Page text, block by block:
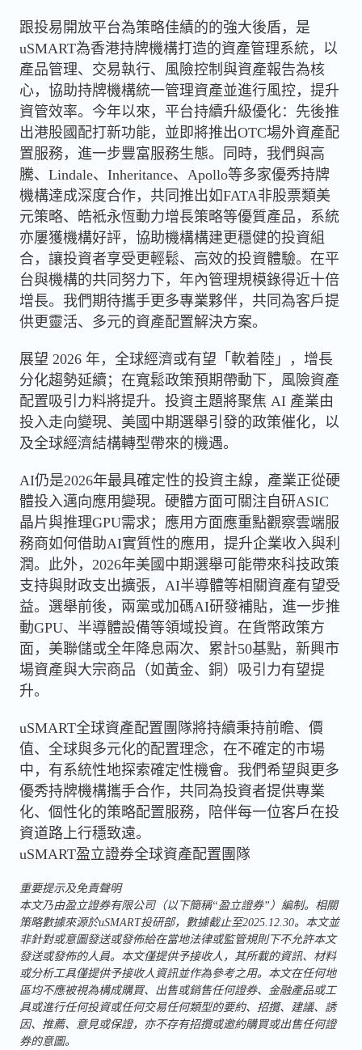
跟投易開放平台為策略佳績的的強大後盾，是
uSMART為香港持牌機構打造的資產管理系統，以
產品管理、交易執行、風險控制與資產報告為核
心，協助持牌機構統一管理資產並進行風控，提升
資管效率。今年以來，平台持續升級優化：先後推
出港股國配打新功能，並即將推出OTC場外資產配
置服務，進一步豐富服務生態。同時，我們與高
騰、Lindale、Inheritance、Apollo等多家優秀持牌
機構達成深度合作，共同推出如FATA非股票類美
元策略、皓袛永恆動力增長策略等優質產品，系統
亦屢獲機構好評，協助機構構建更穩健的投資組
合，讓投資者享受更輕鬆、高效的投資體驗。在平
台與機構的共同努力下，年內管理規模錄得近十倍
增長。我們期待攜手更多專業夥伴，共同為客戶提
供更靈活、多元的資產配置解決方案。
展望 2026 年，全球經濟或有望「軟着陸」，增長
分化趨勢延續；在寬鬆政策預期帶動下，風險資產
配置吸引力料將提升。投資主題將聚焦 AI 產業由
投入走向變現、美國中期選舉引發的政策催化，以
及全球經濟結構轉型帶來的機遇。
AI仍是2026年最具確定性的投資主線，產業正從硬
體投入邁向應用變現。硬體方面可關注自研ASIC
晶片與推理GPU需求；應用方面應重點觀察雲端服
務商如何借助AI實質性的應用，提升企業收入與利
潤。此外，2026年美國中期選舉可能帶來科技政策
支持與財政支出擴張，AI半導體等相關資產有望受
益。選舉前後，兩黨或加碼AI研發補貼，進一步推
動GPU、半導體設備等領域投資。在貨幣政策方
面，美聯儲或全年降息兩次、累計50基點，新興市
場資產與大宗商品（如黃金、銅）吸引力有望提
升。
uSMART全球資產配置團隊將持續秉持前瞻、價
值、全球與多元化的配置理念，在不確定的市場
中，有系統性地探索確定性機會。我們希望與更多
優秀持牌機構攜手合作，共同為投資者提供專業
化、個性化的策略配置服務，陪伴每一位客戶在投
資道路上行穩致遠。
uSMART盈立證券全球資產配置團隊
重要提示及免責聲明
本文乃由盈立證券有限公司（以下簡稱“盈立證券”）編制。相關
策略數據來源於uSMART投研部，數據截止至2025.12.30。本文並
非針對或意圖發送或發佈給在當地法律或監管規則下不允許本文
發送或發佈的人員。本文僅提供予接收人，其所載的資訊、材料
或分析工具僅提供予接收人資訊並作為參考之用。本文在任何地
區均不應被視為構成購買、出售或銷售任何證券、金融產品或工
具或進行任何投資或任何交易任何類型的要約、招攬、建議、誘
因、推薦、意見或保證，亦不存有招攬或邀約購買或出售任何證
券的意圖。